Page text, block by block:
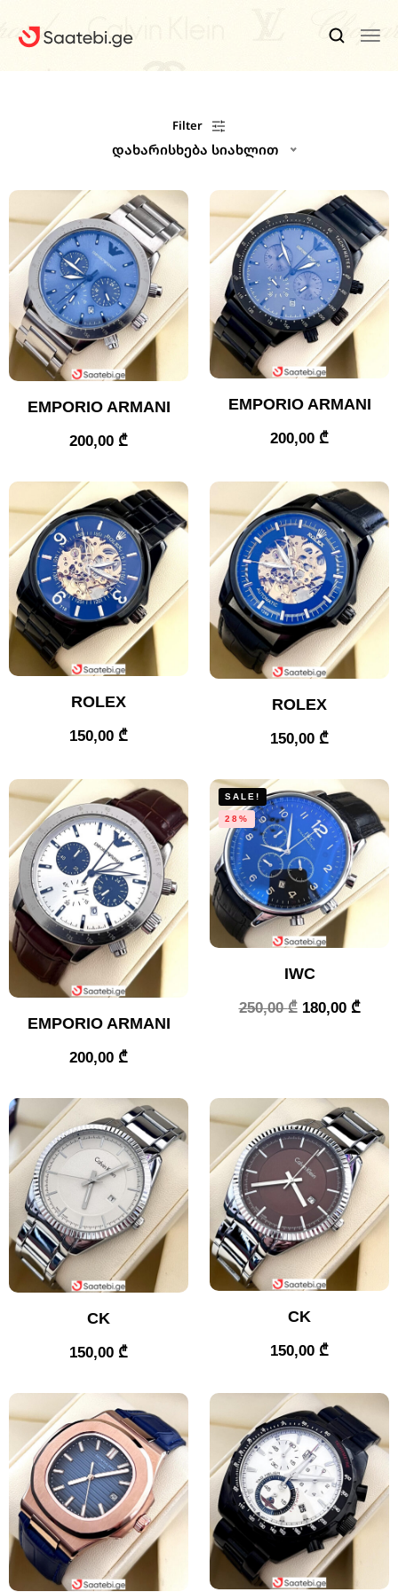
Კაცის Საათები
Ქალის Საათები
Ფასდაკლებები
Აქსესუარები
Ჩვენ Შესახებ
Კონტაქტი
Filter
დახარისხება სიახლით
EMPORIO ARMANI
200,00 ₾
EMPORIO ARMANI
200,00 ₾
ROLEX
150,00 ₾
ROLEX
150,00 ₾
EMPORIO ARMANI
200,00 ₾
SALE!
28%
IWC
250,00₾ 180,00 ₾
CK
150,00 ₾
CK
150,00 ₾